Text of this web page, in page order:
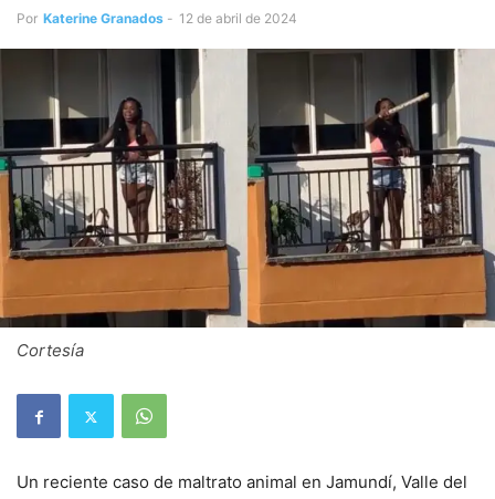
Por Katerine Granados - 12 de abril de 2024
Cortesía
Un reciente caso de maltrato animal en Jamundí, Valle del